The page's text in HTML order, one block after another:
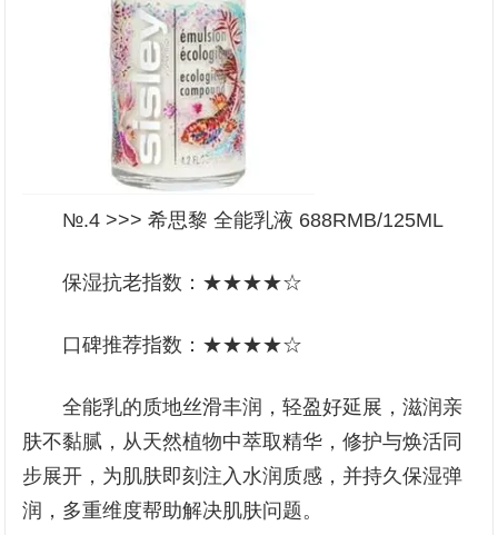
№.4 >>> 希思黎 全能乳液 688RMB/125ML
保湿抗老指数：★★★★☆
口碑推荐指数：★★★★☆
全能乳的质地丝滑丰润，轻盈好延展，滋润亲
肤不黏腻，从天然植物中萃取精华，修护与焕活同
步展开，为肌肤即刻注入水润质感，并持久保湿弹
润，多重维度帮助解决肌肤问题。